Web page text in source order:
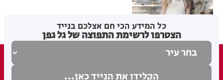
כל המידע הכי חם אצלכם בנייד
הצטרפו לרשימת התפוצה של גל גפן